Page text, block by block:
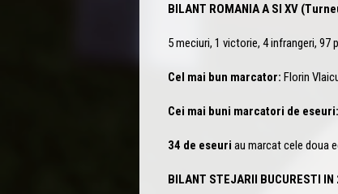
BILANT ROMANIA A SI XV
5 meciuri, 1 victorie, 4 infrangeri, 97
Cel mai bun marcator: Florin
Cei mai buni marcatori de eseuri:
34 de eseuri au marcat cele doua
BILANT STEJARII BUCURESTI IN